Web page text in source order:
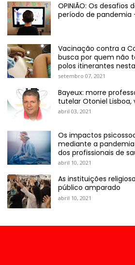
OPINIÃO: Os desafios
período de pandemia
Vacinação contra a
busca por quem não
polos itinerantes
setembro 07, 2021
Bayeux: morre
tutelar Otoniel
abril 03, 2021
Os impactos
mediante a
dos profissionais de
abril 10, 2021
As instituições
público amparado
abril 10, 2021